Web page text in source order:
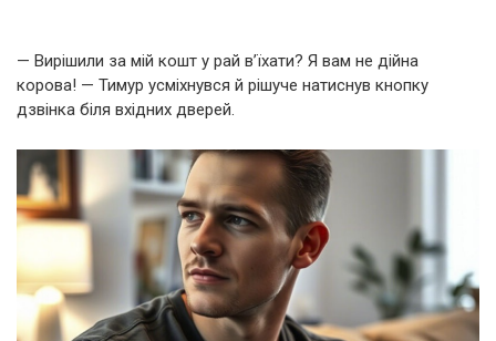
— Вирішили за мій кошт у рай в’їхати? Я вам не дійна
корова! — Тимур усміхнувся й рішуче натиснув кнопку
дзвінка біля вхідних дверей.